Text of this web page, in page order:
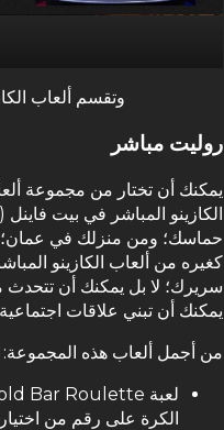
وتقسم ألعاب
روليت مباشر
يمكنك أن تختار من مجموعة
حماسك؛ ومن منزلك في عمان؛
كغيره من ألعاب الكازينو
سريرك؛ لا بل يمكنك أن تتحدث
يمكنك أن تبني علاقات
من أجمل ألعاب هذه المجموعة:
الكرة على رقم من